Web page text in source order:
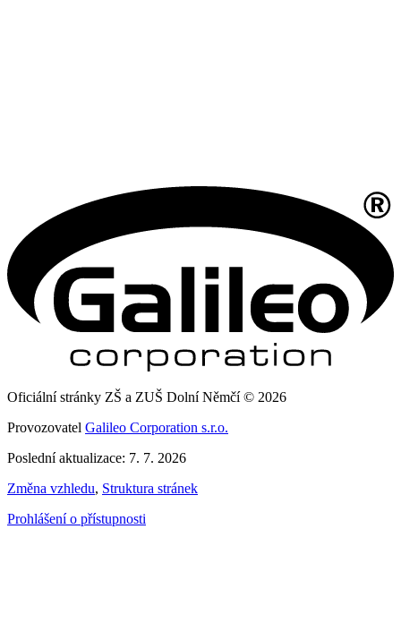
Oficiální stránky ZŠ a ZUŠ Dolní Němčí © 2026
Provozovatel Galileo Corporation s.r.o.
Poslední aktualizace: 7. 7. 2026
Změna vzhledu, Struktura stránek
Prohlášení o přístupnosti